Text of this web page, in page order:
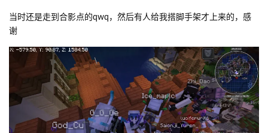
当时还是走到合影点的qwq，然后有人给我搭脚手架才上来的，感
谢